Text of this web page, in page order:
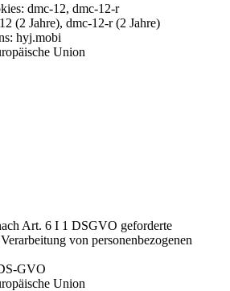
dmc-12, dmc-12-r
(2 Jahre), dmc-12-r (2 Jahre)
hyj.mobi
Union
Art. 6 I 1 DSGVO geforderte
von personenbezogenen
GVO
Union